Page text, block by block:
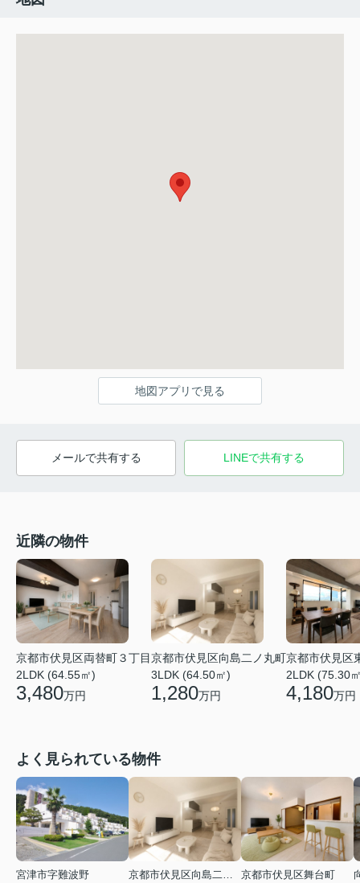
地図アプリで見る
メールで共有する LINEで共有する
近隣の物件
京都市伏見区両替町３丁目
2LDK (64.55㎡)
3,480万円
京都市伏見区向島二ノ丸町
3LDK (64.50㎡)
1,280万円
京都市伏見区
2LDK (75.30
4,180万円
よく見られている物件
宮津市字難波野
京都市伏見区向島二ノ丸町
京都市伏見区舞台町